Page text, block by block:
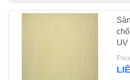
TIN
Sàn PVC
UV
hại